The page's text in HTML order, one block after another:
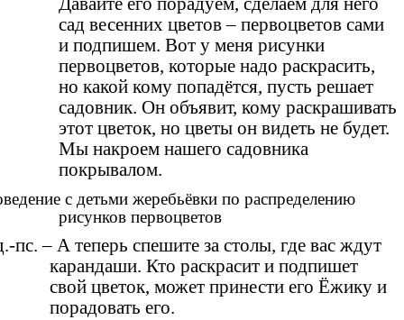
сад весенних цветов – первоцветов сами
и подпишем. Вот у меня рисунки
первоцветов, которые надо раскрасить,
но какой кому попадётся, пусть решает
садовник. Он объявит, кому раскрашивать
этот цветок, но цветы он видеть не будет.
Мы накроем нашего садовника
покрывалом.
с детьми жеребьёвки по распределению
рисунков первоцветов
пс. – А теперь спешите за столы, где вас ждут
карандаши. Кто раскрасит и подпишет
свой цветок, может принести его Ёжику и
порадовать его.